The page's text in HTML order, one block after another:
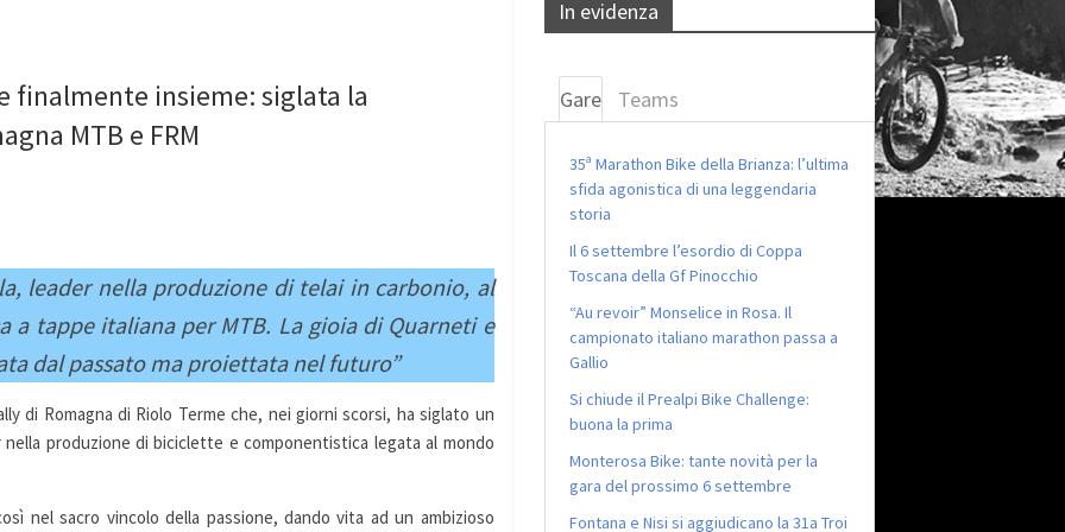
finalmente insieme: siglata la
MTB e FRM
leader nella produzione di telai in carbonio, al
tappe italiana per MTB. La gioia di Quarneti e
dal passato ma proiettata nel futuro”
di Romagna di Riolo Terme che, nei giorni scorsi, ha siglato un
nella produzione di biciclette e componentistica legata al mondo
nel sacro vincolo della passione, dando vita ad un ambizioso
In evidenza
Gare Teams
35ª Marathon Bike della Brianza: l’ultima
sfida agonistica di una leggendaria
storia
Il 6 settembre l’esordio di Coppa
Toscana della Gf Pinocchio
“Au revoir” Monselice in Rosa. Il
campionato italiano marathon passa a
Gallio
Si chiude il Prealpi Bike Challenge:
buona la prima
Monterosa Bike: tante novità per la
gara del prossimo 6 settembre
Fontana e Nisi si aggiudicano la 31a Troi